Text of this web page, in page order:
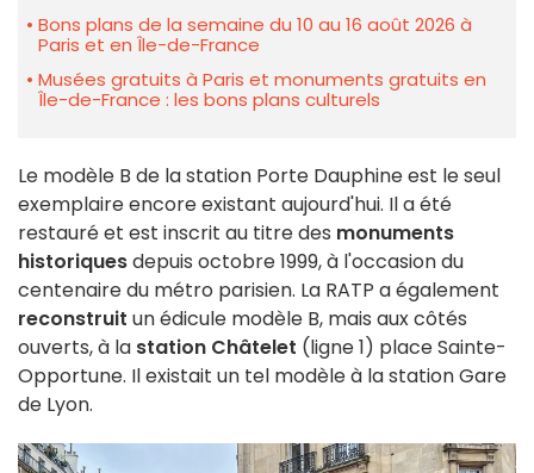
Bons plans de la semaine du 10 au 16 août 2026 à
Paris et en Île-de-France
Musées gratuits à Paris et monuments gratuits en
Île-de-France : les bons plans culturels
Le modèle B de la station Porte Dauphine est le seul
exemplaire encore existant aujourd'hui. Il a été
restauré et est inscrit au titre des monuments
historiquesdepuis octobre 1999, à l'occasion du
centenaire du métro parisien. La RATP a également
reconstruit un édicule modèle B, mais aux côtés
ouverts, à la station Châtelet (ligne 1) place Sainte-
Opportune. Il existait un tel modèle à la station Gare
de Lyon.